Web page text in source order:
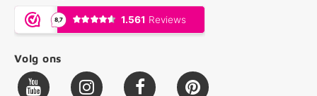
Volg ons